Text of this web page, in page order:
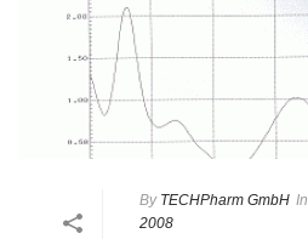
By TECHPharm GmbH In
2008